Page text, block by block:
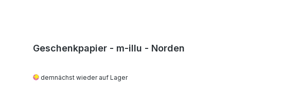
Geschenkpapier - m-illu - Norden
demnächst wieder auf Lager